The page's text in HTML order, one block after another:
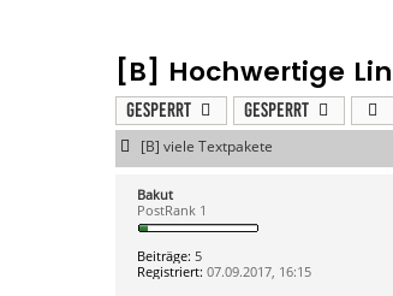
[B] Hochwertige
Gesperrt Gesperrt
[B] viele Textpakete
Bakut
PostRank 1
Beiträge: 5
Registriert: 07.09.2017, 16:15